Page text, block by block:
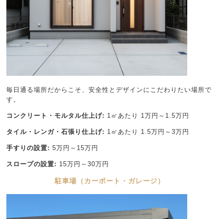
毎日通る場所だからこそ、安全性とデザインにこだわりたい場所で
す。
コンクリート・モルタル仕上げ: 1㎡あたり 1万円～1.5万円
タイル・レンガ・石張り仕上げ: 1㎡あたり 1.5万円～3万円
手すりの設置: 5万円～15万円
スロープの設置: 15万円～30万円
駐車場（カーポート・ガレージ）